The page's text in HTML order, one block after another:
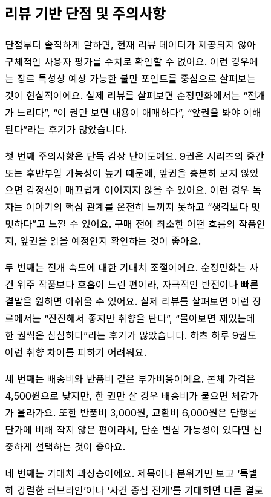
리뷰 기반 단점 및 주의사항
단점부터 솔직하게 말하면, 현재 리뷰 데이터가 제공되지 않아
구체적인 사용자 평가를 수치로 확인할 수 없어요. 이런 경우에
는 장르 특성상 예상 가능한 불만 포인트를 중심으로 살펴보는
것이 현실적이에요. 실제 리뷰를 살펴보면 순정만화에서는 “전개
가 느리다”, “이 권만 보면 내용이 애매하다”, “앞권을 봐야 이해
된다”라는 후기가 많았습니다.
첫 번째 주의사항은 단독 감상 난이도예요. 9권은 시리즈의 중간
또는 후반부일 가능성이 높기 때문에, 앞권을 충분히 보지 않았
으면 감정선이 매끄럽게 이어지지 않을 수 있어요. 이런 경우 독
자는 이야기의 핵심 관계를 온전히 느끼지 못하고 “생각보다 밋
밋하다”고 느낄 수 있어요. 구매 전에 최소한 어떤 흐름의 작품인
지, 앞권을 읽을 예정인지 확인하는 것이 좋아요.
두 번째는 전개 속도에 대한 기대치 조절이에요. 순정만화는 사
건 위주 작품보다 호흡이 느린 편이라, 자극적인 반전이나 빠른
결말을 원하면 아쉬울 수 있어요. 실제 리뷰를 살펴보면 이런 장
르에서는 “잔잔해서 좋지만 취향을 탄다”, “몰아보면 재밌는데
한 권씩은 심심하다”라는 후기가 많았습니다. 하츠 하루 9권도
이런 취향 차이를 피하기 어려워요.
세 번째는 배송비와 반품비 같은 부가비용이에요. 본체 가격은
4,500원으로 낮지만, 한 권만 살 경우 배송비가 붙으면 체감가
가 올라가요. 또한 반품비 3,000원, 교환비 6,000원은 단행본
단가에 비해 작지 않은 편이라서, 단순 변심 가능성이 있다면 신
중하게 선택하는 것이 좋아요.
네 번째는 기대치 과상승이에요. 제목이나 분위기만 보고 ‘특별
히 강렬한 러브라인’이나 ‘사건 중심 전개’를 기대하면 다른 결로